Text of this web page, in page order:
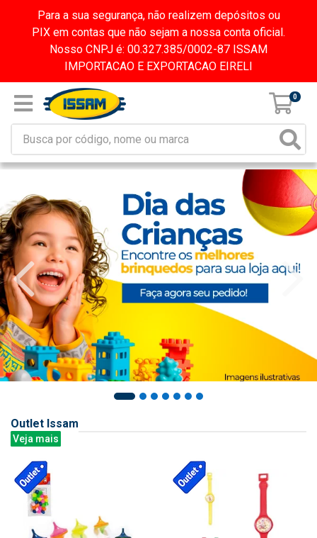
Para a sua segurança, não realizem depósitos ou
PIX em contas que não sejam a nossa conta oficial.
Nosso CNPJ é: 00.327.385/0002-87 ISSAM
IMPORTACAO E EXPORTACAO EIRELI
0
Outlet Issam
Veja mais